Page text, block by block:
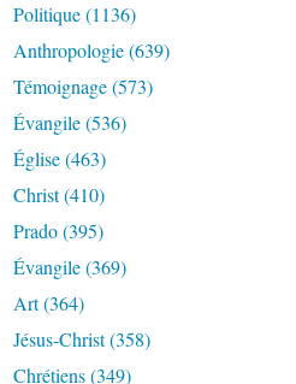
Politique(1136)
Anthropologie(639)
Témoignage(573)
Évangile(536)
Église(463)
Christ(410)
Prado(395)
Évangile(369)
Art(364)
Jésus-Christ(358)
Chrétiens(349)